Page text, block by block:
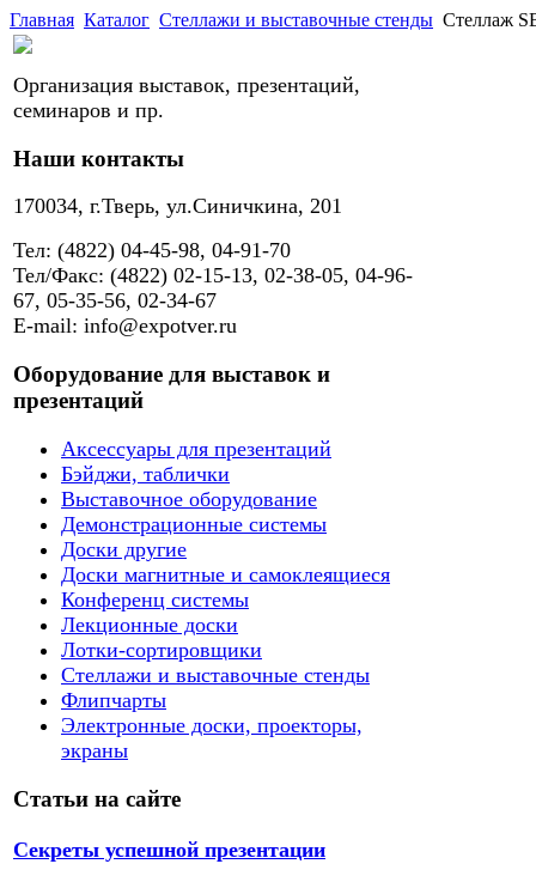
Главная Каталог Стеллажи и выставочные стенды Стеллаж
Организация выставок, презентаций,
семинаров и пр.
Наши контакты
170034, г.Тверь, ул.Синичкина, 201
Тел: (4822) 04-45-98, 04-91-70
Тел/Факс: (4822) 02-15-13, 02-38-05, 04-96-
67, 05-35-56, 02-34-67
E-mail: info@expotver.ru
Оборудование для выставок и
презентаций
Аксессуары для презентаций
Бэйджи, таблички
Выставочное оборудование
Демонстрационные системы
Доски другие
Доски магнитные и самоклеящиеся
Конференц системы
Лекционные доски
Лотки-сортировщики
Стеллажи и выставочные стенды
Флипчарты
Электронные доски, проекторы,
экраны
Статьи на сайте
Секреты успешной презентации